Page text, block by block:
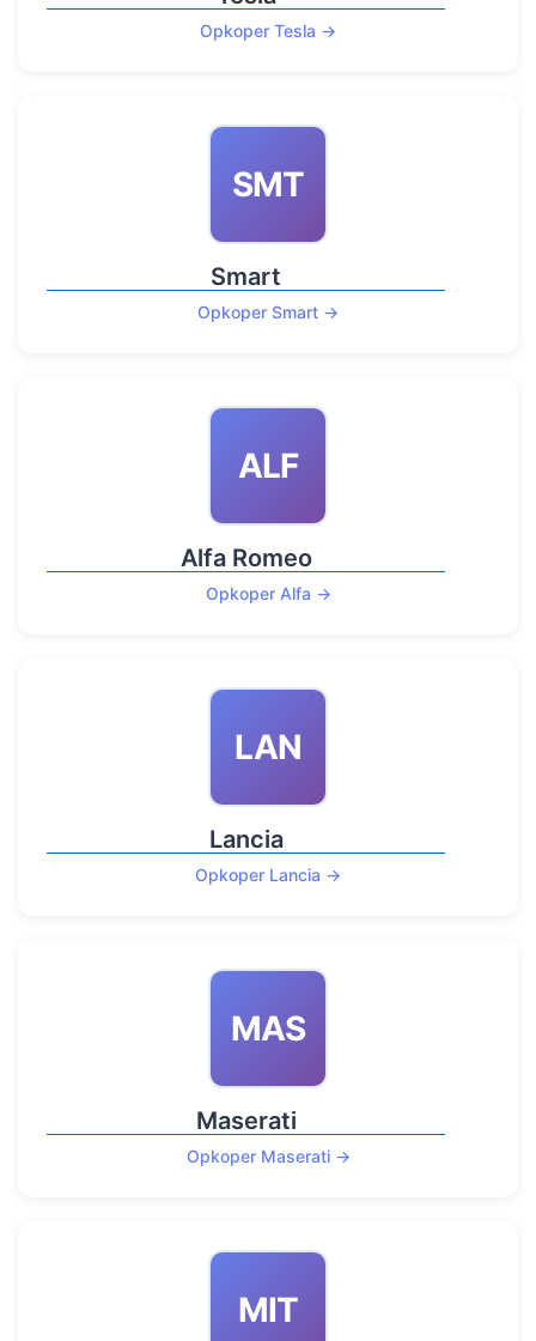
Opkoper Tesla →
SMT
Smart
Opkoper Smart →
ALF
Alfa Romeo
Opkoper Alfa →
LAN
Lancia
Opkoper Lancia →
MAS
Maserati
Opkoper Maserati →
MIT